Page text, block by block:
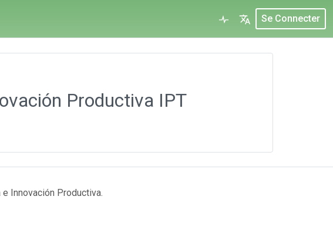
Se Connecter
Productiva IPT
Innovación Productiva.